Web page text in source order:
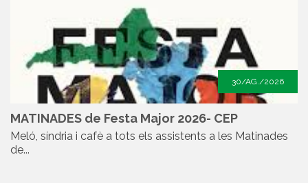
30/AG./2026
MATINADES de Festa Major 2026- CEP
Meló, síndria i cafè a tots els assistents a les Matinades
de...